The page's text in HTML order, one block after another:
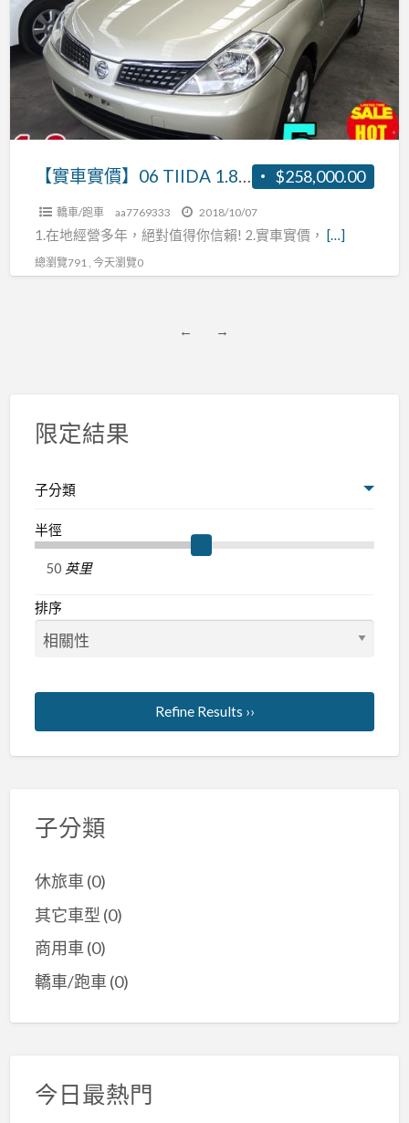
價】
06
TIIDA
1.8
R:0937160499
$258,000.00
【實車實價】06 TIIDA 1.8 張R:0937160499
轎車/跑車 aa7769333 2018/10/07
1.在地經營多年，絕對值得你信賴! 2.實車實價， […]
總瀏覽791 , 今天瀏覽0
← →
限定結果
子分類
半徑
英里
排序
Refine Results ››
子分類
休旅車(0)
其它車型 (0)
商用車(0)
轎車/跑車(0)
今日最熱門